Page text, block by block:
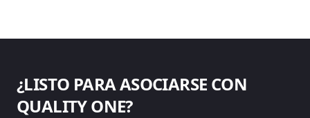
¿LISTO PARA ASOCIARSE CON
QUALITY ONE?